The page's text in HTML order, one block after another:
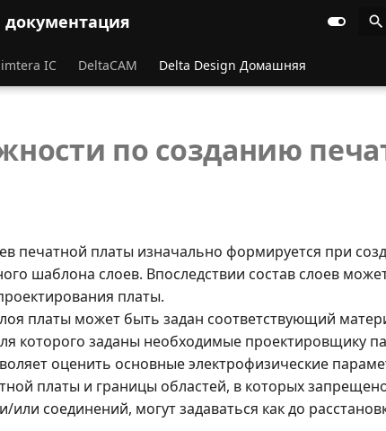
документация
IC DeltaCAM Delta Design Домашняя
по созданию
печатной платы изначально формируется при
шаблона слоев. Впоследствии состав слоев
платы.
платы может быть задан соответствующий
которого заданы необходимые проектировщику
оценить основные электрофизические
платы и границы областей, в которых
или соединений, могут задаваться как до